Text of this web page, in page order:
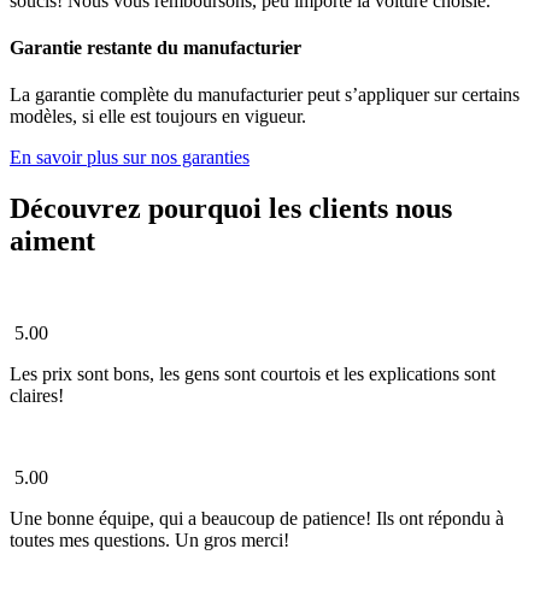
Garantie restante du manufacturier
La garantie complète du manufacturier peut s’appliquer sur certains
modèles, si elle est toujours en vigueur.
En savoir plus sur nos garanties
Découvrez pourquoi les clients nous
aiment
5.00
Les prix sont bons, les gens sont courtois et les explications sont
claires!
5.00
Une bonne équipe, qui a beaucoup de patience! Ils ont répondu à
toutes mes questions. Un gros merci!